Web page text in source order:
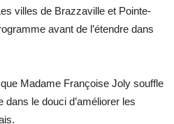
villes de Brazzaville et Pointe-
avant de l’étendre dans
Madame Françoise Joly souffle
le douci d’améliorer les